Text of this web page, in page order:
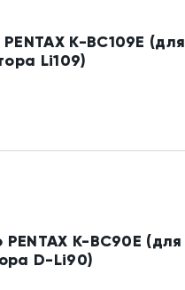
K-BC109E (для
Li109)
K-BC90E (для
D-Li90)